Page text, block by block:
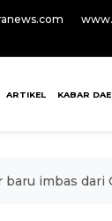
ARTIKEL KABAR
imbas dari